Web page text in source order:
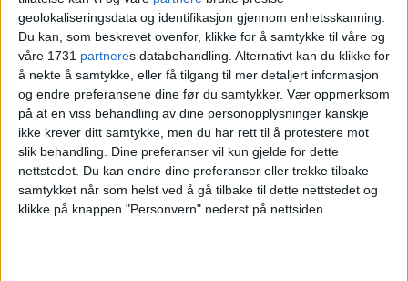
geolokaliseringsdata og identifikasjon gjennom enhetsskanning.
Du kan, som beskrevet ovenfor, klikke for å samtykke til våre og
våre 1731 partneres databehandling. Alternativt kan du klikke for
å nekte å samtykke, eller få tilgang til mer detaljert informasjon
og endre preferansene dine før du samtykker. Vær oppmerksom
på at en viss behandling av dine personopplysninger kanskje
ikke krever ditt samtykke, men du har rett til å protestere mot
slik behandling. Dine preferanser vil kun gjelde for dette
nettstedet. Du kan endre dine preferanser eller trekke tilbake
samtykket når som helst ved å gå tilbake til dette nettstedet og
klikke på knappen "Personvern" nederst på nettsiden.
bråkete kaféer med henne